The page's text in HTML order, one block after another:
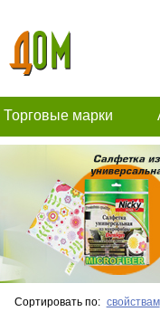
Торговые марки
Сортировать по: свойствам